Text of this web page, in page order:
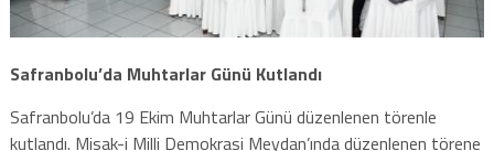
Safranbolu’da Muhtarlar Günü Kutlandı
Safranbolu’da 19 Ekim Muhtarlar Günü düzenlenen törenle
kutlandı. Misak-i Milli Demokrasi Meydan’ında düzenlenen törene